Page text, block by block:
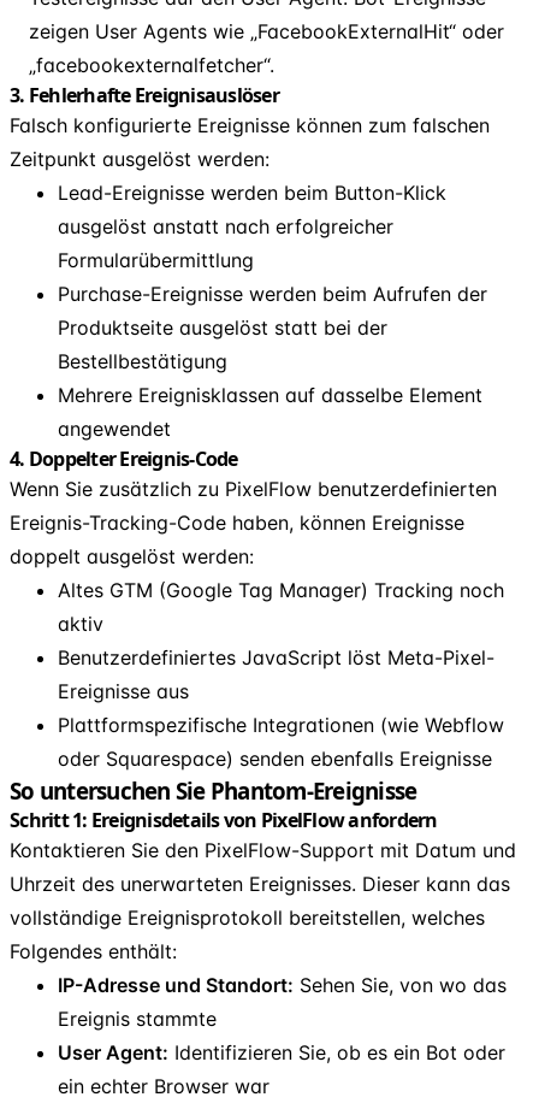
zeigen User Agents wie „FacebookExternalHit“ oder
„facebookexternalfetcher“.
3. Fehlerhafte Ereignisauslöser
Falsch konfigurierte Ereignisse können zum falschen
Zeitpunkt ausgelöst werden:
Lead-Ereignisse werden beim Button-Klick
ausgelöst anstatt nach erfolgreicher
Formularübermittlung
Purchase-Ereignisse werden beim Aufrufen der
Produktseite ausgelöst statt bei der
Bestellbestätigung
Mehrere Ereignisklassen auf dasselbe Element
angewendet
4. Doppelter Ereignis-Code
Wenn Sie zusätzlich zu PixelFlow benutzerdefinierten
Ereignis-Tracking-Code haben, können Ereignisse
doppelt ausgelöst werden:
Altes GTM (Google Tag Manager) Tracking noch
aktiv
Benutzerdefiniertes JavaScript löst Meta-Pixel-
Ereignisse aus
Plattformspezifische Integrationen (wie Webflow
oder Squarespace) senden ebenfalls Ereignisse
So untersuchen Sie Phantom-Ereignisse
Schritt 1: Ereignisdetails von PixelFlow anfordern
Kontaktieren Sie den PixelFlow-Support mit Datum und
Uhrzeit des unerwarteten Ereignisses. Dieser kann das
vollständige Ereignisprotokoll bereitstellen, welches
Folgendes enthält:
IP-Adresse und Standort: Sehen Sie, von wo das
Ereignis stammte
User Agent: Identifizieren Sie, ob es ein Bot oder
ein echter Browser war